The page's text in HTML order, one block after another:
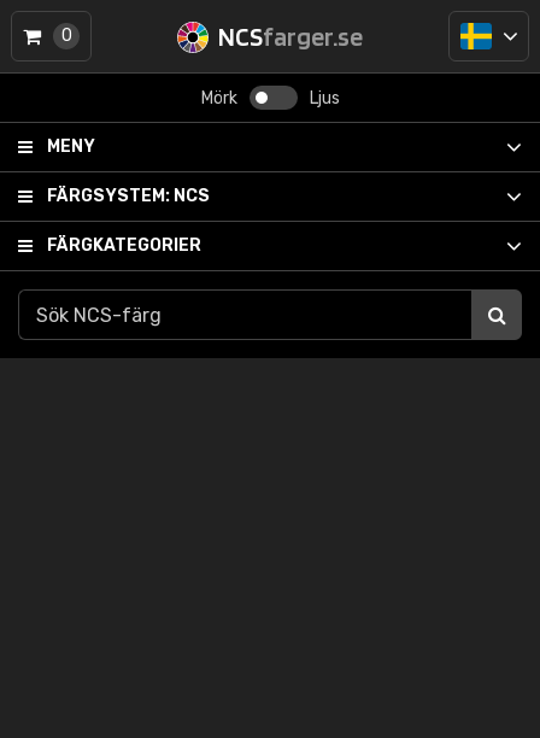
NCSfarger.se
Mörk Ljus
MENY
FÄRGSYSTEM: NCS
FÄRGKATEGORIER
0